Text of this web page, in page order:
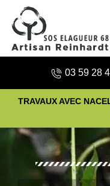
03 59 28
TRAVAUX AVEC